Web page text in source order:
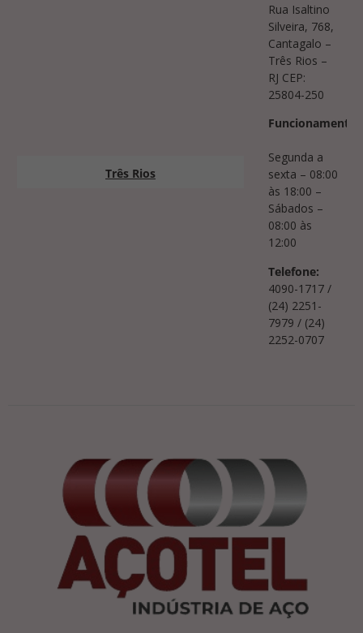
Três Rios
Rua Isaltino
Silveira, 768,
Cantagalo –
Três Rios –
RJ CEP:
25804-250
Funcionamento:
Segunda a
sexta – 08:00
às 18:00 –
Sábados –
08:00 às
12:00
Telefone:
4090-1717 /
(24) 2251-
7979 / (24)
2252-0707